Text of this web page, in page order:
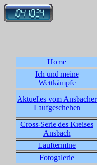
Home
Ich und meine
Wettkämpfe
Aktuelles vom Ansbacher
Laufgeschehen
Cross-Serie des Kreises
Ansbach
Lauftermine
Fotogalerie